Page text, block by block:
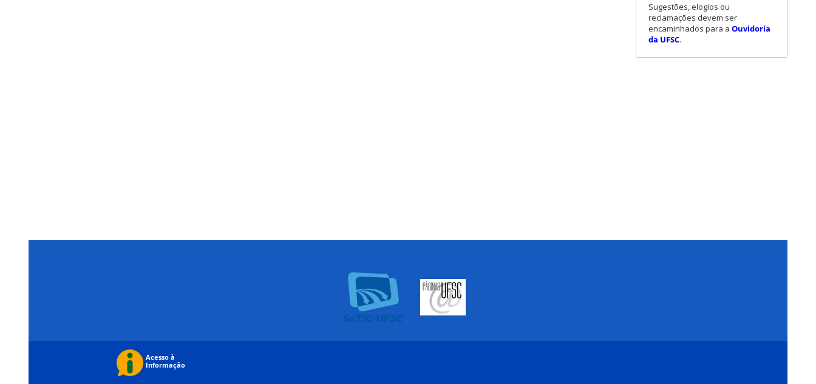
Sugestões, elogios ou
reclamações devem ser
encaminhados para a Ouvidoria
da UFSC.